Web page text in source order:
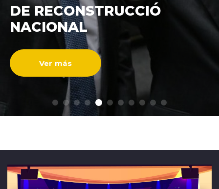
ENTREVISTAS
modo claro
DE RECONSTRUCCIÓ
NACIONAL
Ver más